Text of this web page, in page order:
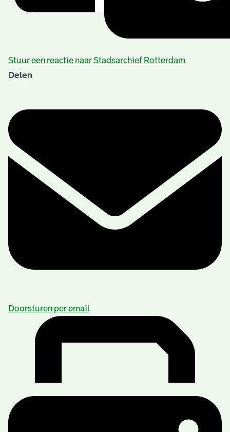
Stuur een reactie naar Stadsarchief Rotterdam
Delen
Doorsturen per email